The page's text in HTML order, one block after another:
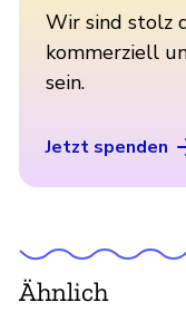
Wir sind stolz
kommerziell
sein.
Jetzt spenden
Ähnlich